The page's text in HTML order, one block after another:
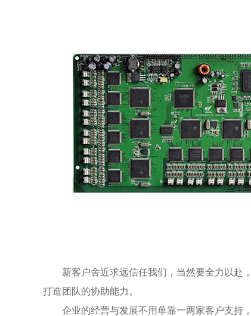
新客户舍近求远信任我们，当然要全力以赴
打造团队的协助能力。
企业的经营与发展不用单靠一两家客户支持